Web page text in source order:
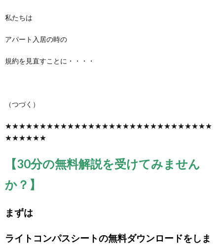
私たちは
アパート入居の時の
規約を見直すことに・・・・
（つづく）
★★★★★★★★★★★★★★★★★★★★★★★★★★★★★★
★★★★★★
【30分の無料解説を受けてみません
か？】
まずは
ライトコンパスシートの無料ダウンロードをしま